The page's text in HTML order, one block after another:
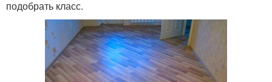
подобрать класс.